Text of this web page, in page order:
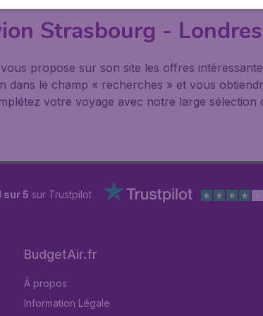
Strasbourg - Londres
propose sur son site les offres
dans le champ « recherches » et vous
votre voyage avec notre large
sur 5 sur Trustpilot
BudgetAir.fr
À propos
Information Légale